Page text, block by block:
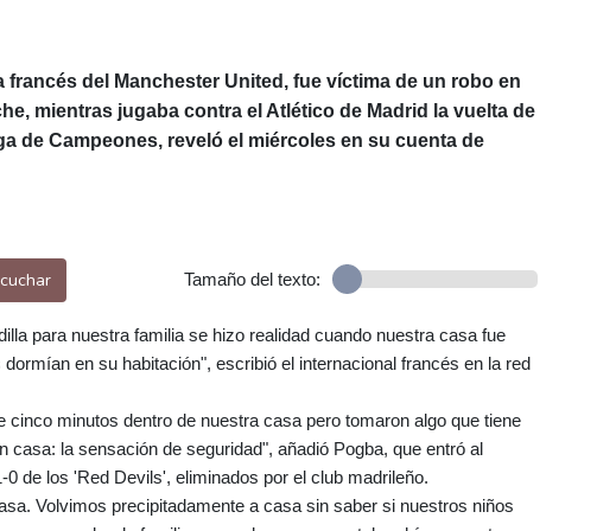
francés del Manchester United, fue víctima de un robo en
mientras jugaba contra el Atlético de Madrid la vuelta de
de Campeones, reveló el miércoles en su cuenta de
Tamaño del texto:
para nuestra familia se hizo realidad cuando nuestra casa fue
en su habitación", escribió el internacional francés en la red
cinco minutos dentro de nuestra casa pero tomaron algo que tiene
casa: la sensación de seguridad", añadió Pogba, que entró al
0 de los 'Red Devils', eliminados por el club madrileño.
Volvimos precipitadamente a casa sin saber si nuestros niños